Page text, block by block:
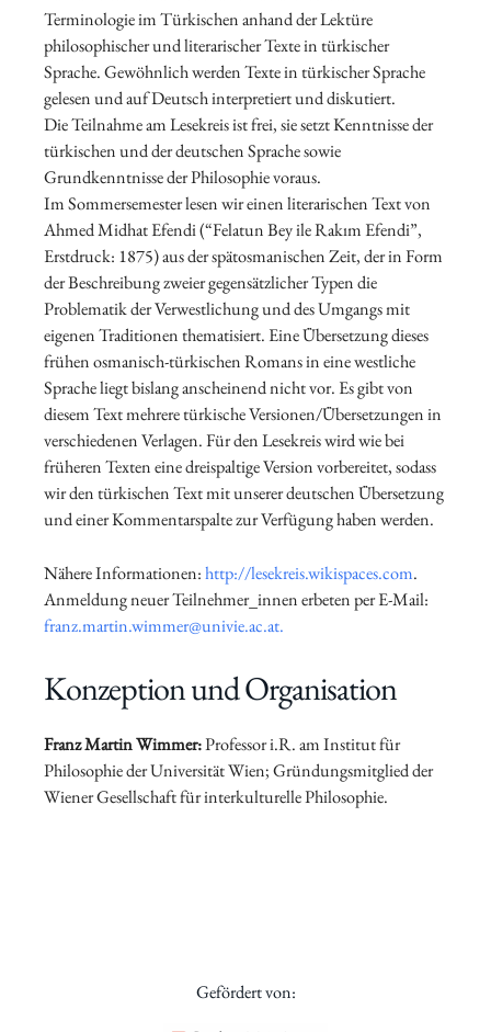
Terminologie im Türkischen anhand der Lektüre
philosophischer und literarischer Texte in türkischer
Sprache. Gewöhnlich werden Texte in türkischer Sprache
gelesen und auf Deutsch interpretiert und diskutiert.
Die Teilnahme am Lesekreis ist frei, sie setzt Kenntnisse der
türkischen und der deutschen Sprache sowie
Grundkenntnisse der Philosophie voraus.
Im Sommersemester lesen wir einen literarischen Text von
Ahmed Midhat Efendi (“Felatun Bey ile Rakım Efendi”,
Erstdruck: 1875) aus der spätosmanischen Zeit, der in Form
der Beschreibung zweier gegensätzlicher Typen die
Problematik der Verwestlichung und des Umgangs mit
eigenen Traditionen thematisiert. Eine Übersetzung dieses
frühen osmanisch-türkischen Romans in eine westliche
Sprache liegt bislang anscheinend nicht vor. Es gibt von
diesem Text mehrere türkische Versionen/Übersetzungen in
verschiedenen Verlagen. Für den Lesekreis wird wie bei
früheren Texten eine dreispaltige Version vorbereitet, sodass
wir den türkischen Text mit unserer deutschen Übersetzung
und einer Kommentarspalte zur Verfügung haben werden.
Nähere Informationen:http://lesekreis.wikispaces.com.
Anmeldung neuer Teilnehmer_innen erbeten per E-Mail:
franz.martin.wimmer@univie.ac.at.
Konzeption und Organisation
Franz Martin Wimmer:Professor i.R. am Institut für
Philosophie der Universität Wien; Gründungsmitglied der
Wiener Gesellschaft für interkulturelle Philosophie.
Gefördert von: